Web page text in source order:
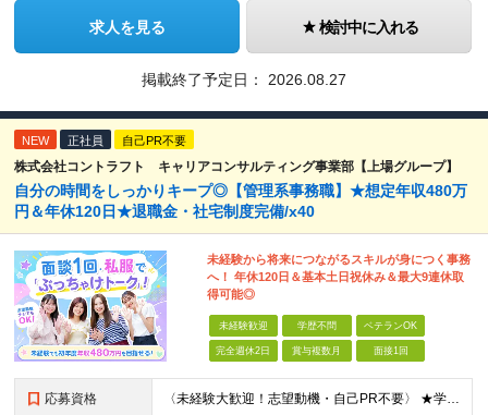
求人を見る 検討中に入れる
掲載終了予定日： 2026.08.27
NEW 正社員 自己PR不要
株式会社コントラフト キャリアコンサルティング事業部【上場グループ】
自分の時間をしっかりキープ◎【管理系事務職】★想定年収480万
円＆年休120日★退職金・社宅制度完備/x40
未経験から将来につながるスキルが身につく事務
へ！ 年休120日＆基本土日祝休み＆最大9連休取
得可能◎
未経験歓迎 学歴不問 ベテランOK
完全週休2日 賞与複数月 面接1回
応募資格 〈未経験大歓迎！志望動機・自己PR不要〉 ★学歴・職歴・転職回数・正社員経験の有無など一切不問 ★39歳以下の方※若年層の長期キャリア形成のため 普通自動車免許（AT限定可） ※北海道、東北、東海、